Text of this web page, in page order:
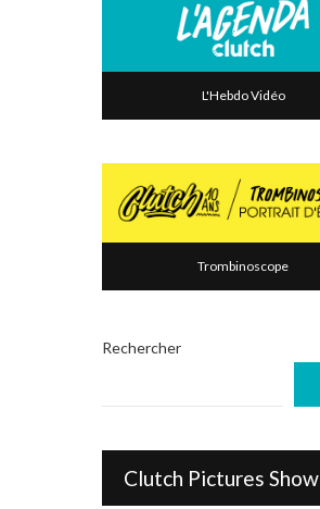
L'Hebdo Vidéo
Trombinoscope
Rechercher
Clutch Pictures Show